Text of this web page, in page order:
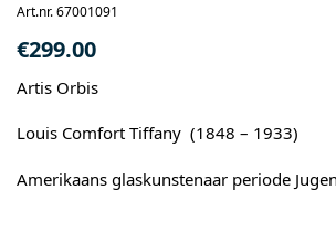
Art.nr. 67001091
€299.00
Artis Orbis
Louis Comfort Tiffany (1848 – 1933)
Amerikaans glaskunstenaar periode